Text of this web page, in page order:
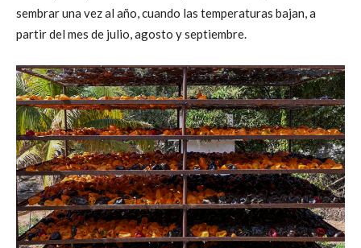
sembrar una vez al año, cuando las temperaturas bajan, a
partir del mes de julio, agosto y septiembre.